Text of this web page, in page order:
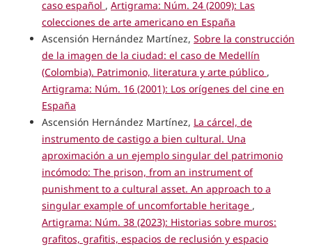
caso español , Artigrama: Núm. 24 (2009): Las
colecciones de arte americano en España
Ascensión Hernández Martínez, Sobre la construcción
de la imagen de la ciudad: el caso de Medellín
(Colombia). Patrimonio, literatura y arte público ,
Artigrama: Núm. 16 (2001): Los orígenes del cine en
España
Ascensión Hernández Martínez, La cárcel, de
instrumento de castigo a bien cultural. Una
aproximación a un ejemplo singular del patrimonio
incómodo: The prison, from an instrument of
punishment to a cultural asset. An approach to a
singular example of uncomfortable heritage ,
Artigrama: Núm. 38 (2023): Historias sobre muros:
grafitos, grafitis, espacios de reclusión y espacio